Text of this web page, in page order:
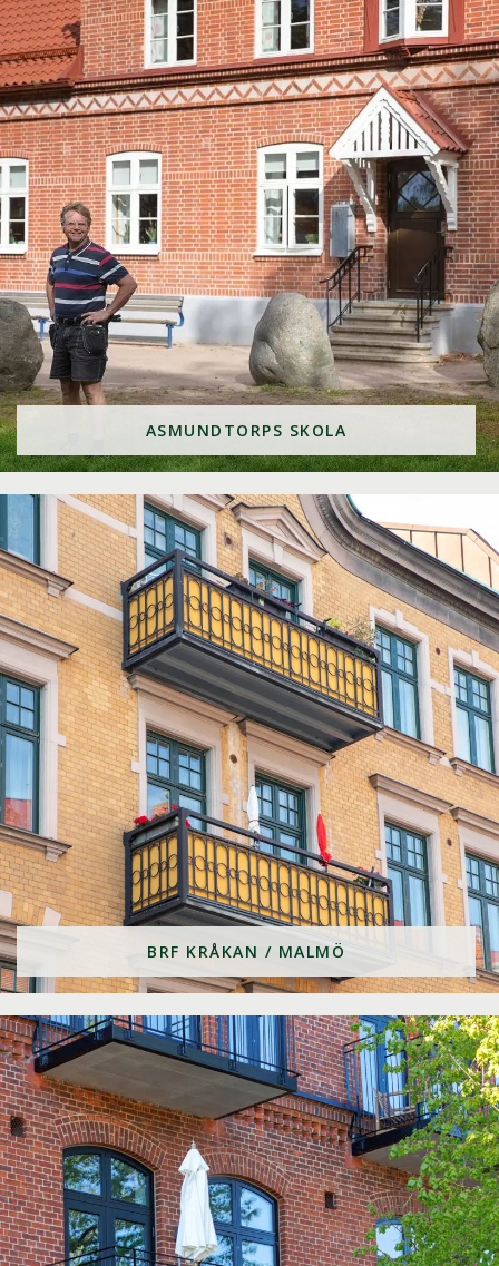
ASMUNDTORPS SKOLA
BRF KRÅKAN / MALMÖ